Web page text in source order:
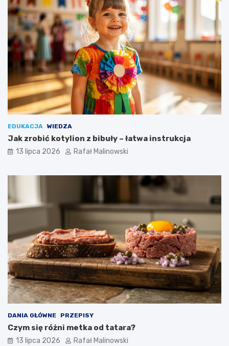
EDUKACJA WIEDZA
Jak zrobić kotylion z bibuły – łatwa instrukcja
13 lipca 2026 Rafał Malinowski
DANIA GŁÓWNE PRZEPISY
Czym się różni metka od tatara?
13 lipca 2026 Rafał Malinowski